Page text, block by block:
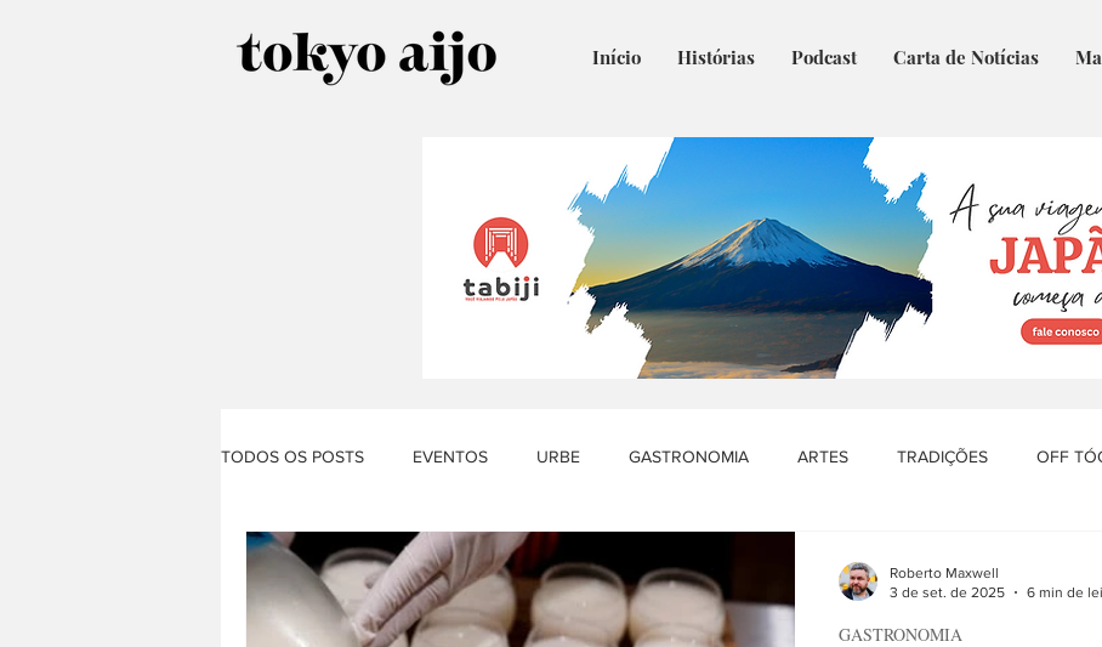
Início Histórias Podcast Carta de Notícias
TODOS OS POSTS EVENTOS URBE GASTRONOMIA ARTES TRADIÇÕES OFF
DIVERSIDADE VÍDEO SOCIEDADE
GASTRONOMIA
Roberto Maxwell
3 de set. de 2025
6 min de